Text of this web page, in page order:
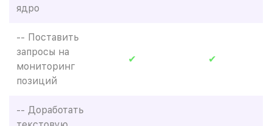
ядро
-- Поставить
запросы на
мониторинг
позиций
✔ ✔
-- Доработать